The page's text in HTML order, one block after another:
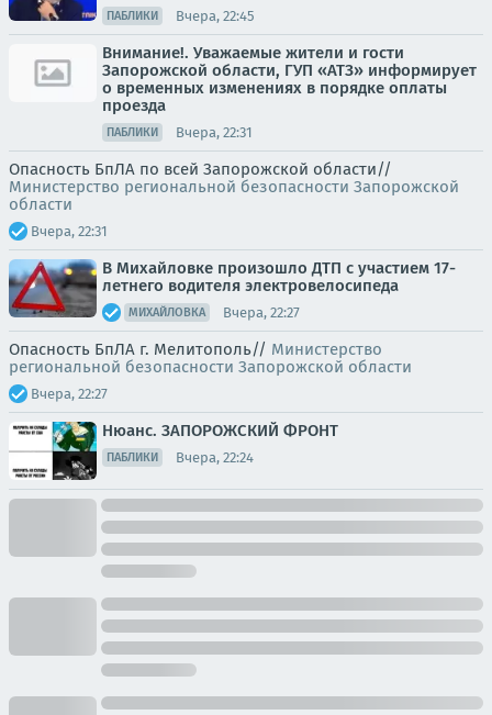
ПАБЛИКИ Вчера, 22:45
Внимание!. Уважаемые жители и гости
Запорожской области, ГУП «АТЗ» информирует
о временных изменениях в порядке оплаты
проезда
ПАБЛИКИ Вчера, 22:31
Опасность БпЛА по всей Запорожской области//
Министерство региональной безопасности Запорожской
области
Вчера, 22:31
В Михайловке произошло ДТП с участием 17-
летнего водителя электровелосипеда
МИХАЙЛОВКА Вчера, 22:27
Опасность БпЛА г. Мелитополь// Министерство
региональной безопасности Запорожской области
Вчера, 22:27
Нюанс. ЗАПОРОЖСКИЙ ФРОНТ
ПАБЛИКИ Вчера, 22:24